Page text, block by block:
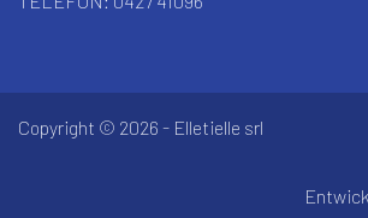
Copyright © 2026 - Elletielle srl